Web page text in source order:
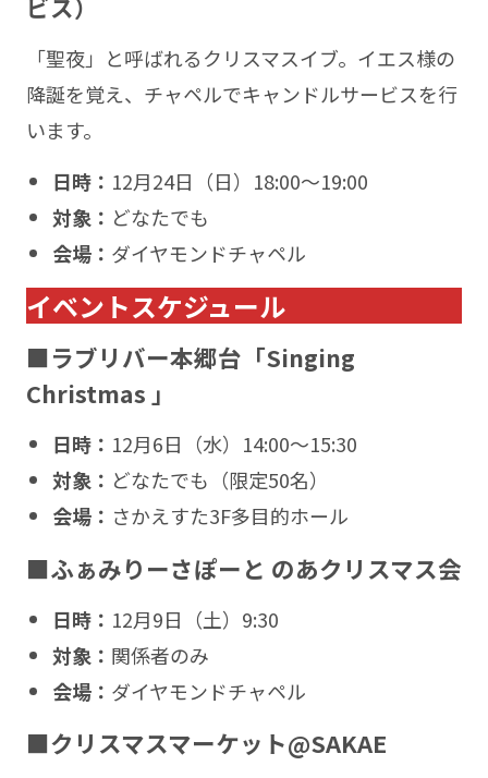
「聖夜」と呼ばれるクリスマスイブ。イエス様の
降誕を覚え、チャペルでキャンドルサービスを行
います。
日時： 12月24日（日）18:00〜19:00
対象： どなたでも
会場： ダイヤモンドチャペル
イベントスケジュール
■ラブリバー本郷台「Singing
Christmas 」
日時： 12月6日（水）14:00〜15:30
対象： どなたでも（限定50名）
会場： さかえすた3F多目的ホール
■ふぁみりーさぽーと のあクリスマス会
日時： 12月9日（土）9:30
対象： 関係者のみ
会場： ダイヤモンドチャペル
■クリスマスマーケット@SAKAE